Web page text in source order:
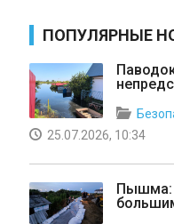
ПОПУЛЯРНЫЕ
25.07.2026, 10:34
Пышма: